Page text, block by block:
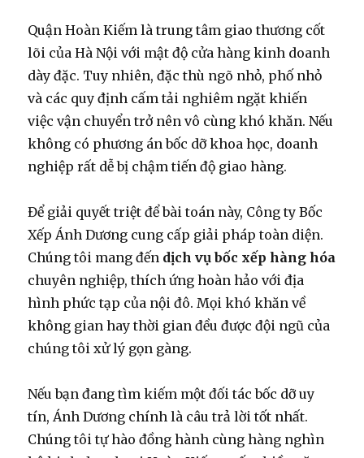
Quận Hoàn Kiếm là trung tâm giao thương cốt
lõi của Hà Nội với mật độ cửa hàng kinh doanh
dày đặc. Tuy nhiên, đặc thù ngõ nhỏ, phố nhỏ
và các quy định cấm tải nghiêm ngặt khiến
việc vận chuyển trở nên vô cùng khó khăn. Nếu
không có phương án bốc dỡ khoa học, doanh
nghiệp rất dễ bị chậm tiến độ giao hàng.
Để giải quyết triệt để bài toán này, Công ty Bốc
Xếp Ánh Dương cung cấp giải pháp toàn diện.
Chúng tôi mang đến dịch vụ bốc xếp hàng hóa
chuyên nghiệp, thích ứng hoàn hảo với địa
hình phức tạp của nội đô. Mọi khó khăn về
không gian hay thời gian đều được đội ngũ của
chúng tôi xử lý gọn gàng.
Nếu bạn đang tìm kiếm một đối tác bốc dỡ uy
tín, Ánh Dương chính là câu trả lời tốt nhất.
Chúng tôi tự hào đồng hành cùng hàng nghìn